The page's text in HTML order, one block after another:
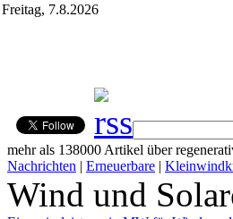
Freitag, 7.8.2026
mehr als 138000 Artikel über
Nachrichten | Erneuerbare |
Wind und